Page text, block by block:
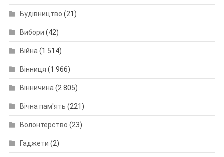
Будівництво (21)
Вибори (42)
Війна (1 514)
Вінниця (1 966)
Вінничина (2 805)
Вічна пам'ять (221)
Волонтерство (23)
Гаджети (2)